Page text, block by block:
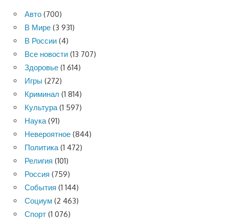
Авто (700)
В Мире (3 931)
В России (4)
Все новости (13 707)
Здоровье (1 614)
Игры (272)
Криминал (1 814)
Культура(1 597)
Наука(91)
Невероятное (844)
Политика(1 472)
Религия (101)
Россия (759)
События (1 144)
Социум (2 463)
Спорт (1 076)